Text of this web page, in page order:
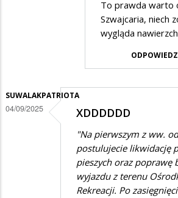
odpowiedzi
Proponuję
radnym
wycieczkę…
To prawda warto
Szwajcaria, niech
wygląda
ODPOWIEDZ
SUWALAKPATRIOTA
04/09/2025 XDDDDDD
"Na pierwszym z ww.
postulujecie likwidację
pieszych oraz poprawę
wyjazdu z terenu
Rekreacji. Po